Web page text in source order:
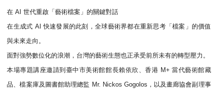
在 AI 世代重啟「藝術檔案」的關鍵對話
在生成式 AI 快速發展的此刻，全球藝術界都在重新思考「檔案」 的價值
與未來走向。
面對強勢數位化的浪潮， 台灣的藝術生態也正承受前所未有的轉型壓力。
本場專題講座邀請到臺中市美術館館長賴依欣、香港 M+ 當代藝術館藏
品、檔案庫及圖書館助理總監 Mr. Nickos Gogolos， 以及畫廊協會副理事